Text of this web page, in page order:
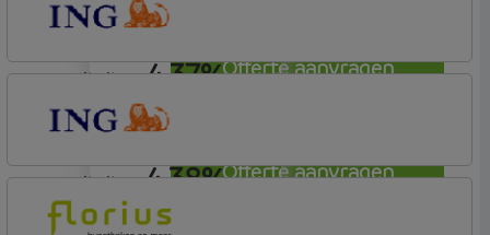
Offerte aanvragen
4,37%
Offerte aanvragen
Basistarief
annuiteit
4,38%
Basistarief
annuiteit
ING Bank
Basistarief